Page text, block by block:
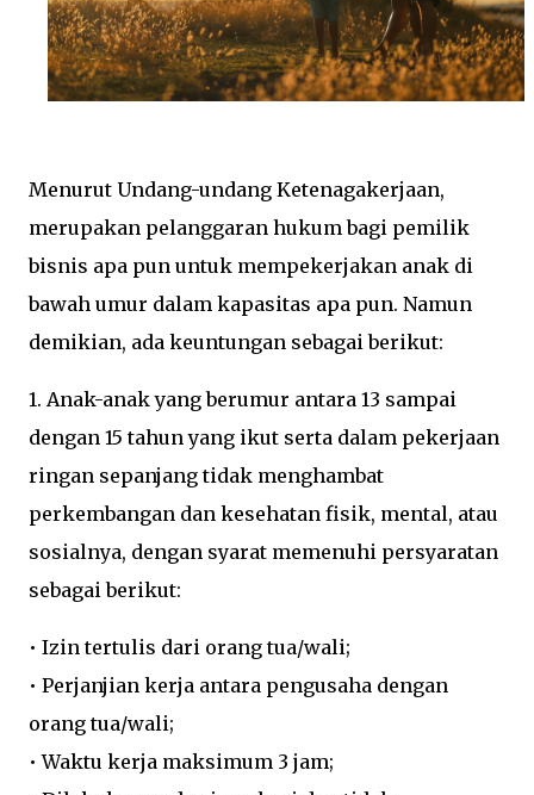
Menurut Undang-undang Ketenagakerjaan,
merupakan pelanggaran hukum bagi pemilik
bisnis apa pun untuk mempekerjakan anak di
bawah umur dalam kapasitas apa pun. Namun
demikian, ada keuntungan sebagai berikut:
1. Anak-anak yang berumur antara 13 sampai
dengan 15 tahun yang ikut serta dalam pekerjaan
ringan sepanjang tidak menghambat
perkembangan dan kesehatan fisik, mental, atau
sosialnya, dengan syarat memenuhi persyaratan
sebagai berikut:
• Izin tertulis dari orang tua/wali;
• Perjanjian kerja antara pengusaha dengan
orang tua/wali;
•Waktu kerja maksimum 3 jam;